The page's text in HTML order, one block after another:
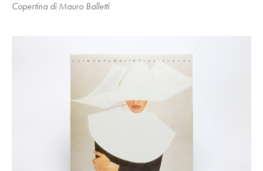
Copertina di Mauro Balletti